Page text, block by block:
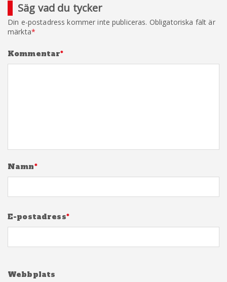
Säg vad du tycker
Din e-postadress kommer inte publiceras. Obligatoriska fält är
märkta*
Kommentar*
Namn*
E-postadress*
Webbplats